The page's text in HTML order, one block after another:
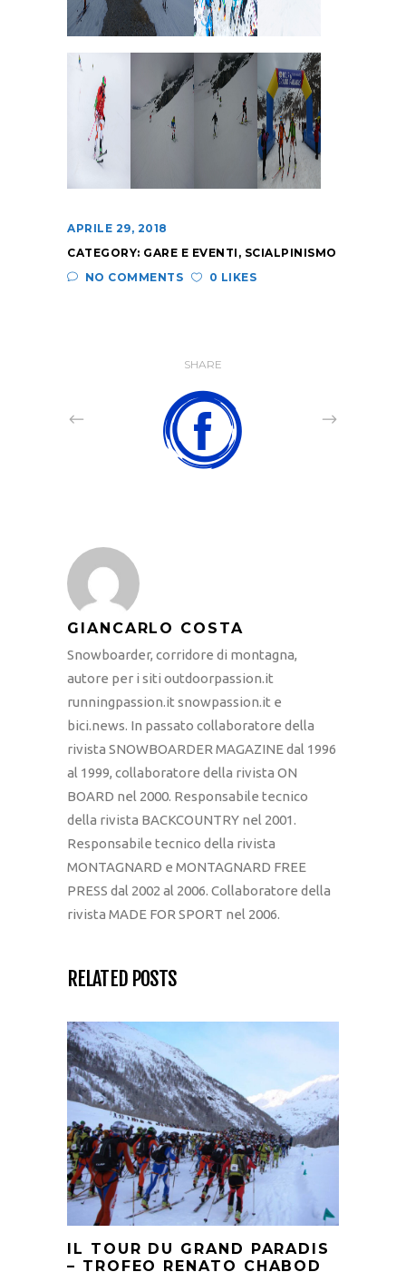
APRILE 29, 2018
CATEGORY: GARE E EVENTI , SCIALPINISMO
NO COMMENTS
0 LIKES
SHARE
GIANCARLO COSTA
Snowboarder, corridore di montagna,
autore per i siti outdoorpassion.it
runningpassion.it snowpassion.it e
bici.news. In passato collaboratore della
rivista SNOWBOARDER MAGAZINE dal 1996
al 1999, collaboratore della rivista ON
BOARD nel 2000. Responsabile tecnico
della rivista BACKCOUNTRY nel 2001.
Responsabile tecnico della rivista
MONTAGNARD e MONTAGNARD FREE
PRESS dal 2002 al 2006. Collaboratore della
rivista MADE FOR SPORT nel 2006.
RELATED POSTS
IL TOUR DU GRAND PARADIS
– TROFEO RENATO CHABOD